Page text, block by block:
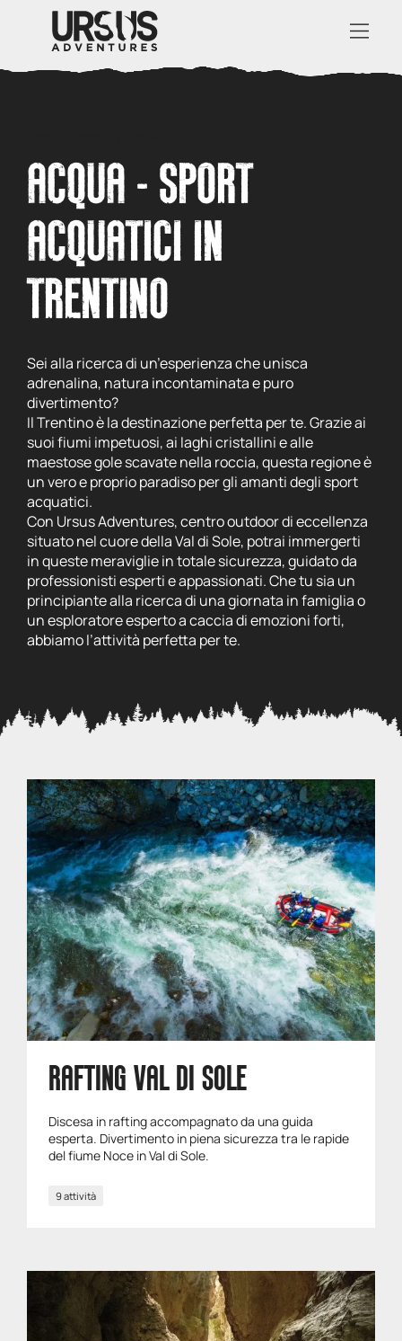
ACQUA - SPORT
ACQUATICI IN
TRENTINO
Sei alla ricerca di un’esperienza che unisca
adrenalina, natura incontaminata e puro
divertimento?
Il Trentino è la destinazione perfetta per te. Grazie ai
suoi fiumi impetuosi, ai laghi cristallini e alle
maestose gole scavate nella roccia, questa regione è
un vero e proprio paradiso per gli amanti degli sport
acquatici.
Con Ursus Adventures, centro outdoor di eccellenza
situato nel cuore della Val di Sole, potrai immergerti
in queste meraviglie in totale sicurezza, guidato da
professionisti esperti e appassionati. Che tu sia un
principiante alla ricerca di una giornata in famiglia o
un esploratore esperto a caccia di emozioni forti,
abbiamo l’attività perfetta per te.
RAFTING VAL DI SOLE
Discesa in rafting accompagnato da una guida
esperta. Divertimento in piena sicurezza tra le rapide
del fiume Noce in Val di Sole.
9 attività